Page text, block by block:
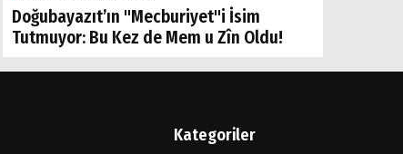
Doğubayazıt’ın "Mecburiyet"i İsim
Tutmuyor: Bu Kez de Mem u Zîn Oldu!
Kategoriler